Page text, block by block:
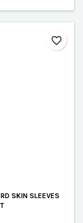
SKIN SLEEVES
favorite_border